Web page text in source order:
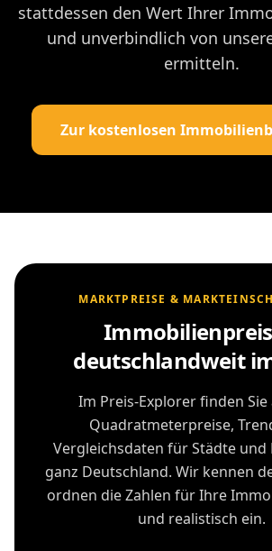
stattdessen den Wert Ihrer
und unverbindlich von
ermitteln.
Zur kostenlosen
MARKTPREISE &
deutschlandweit
Im Preis-Explorer finden
Quadratmeterpreise,
Vergleichsdaten für Städte und
ganz Deutschland. Wir kennen
ordnen die Zahlen für Ihre
und realistisch ein.